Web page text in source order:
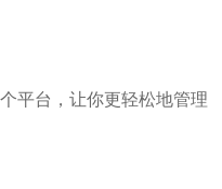
平台，让你更轻松地管理